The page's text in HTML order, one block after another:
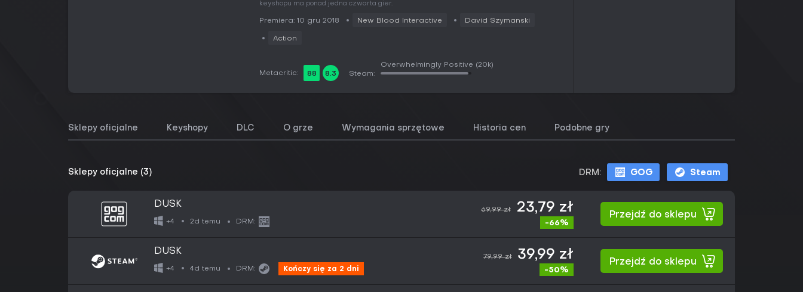
keyshopu ma ponad jedna czwarta gier.
Premiera: 10 gru 2018 New Blood Interactive David Szymanski
Action
Metacritic: 88 8.3 Steam:
Overwhelmingly Positive (20k)
Sklepy oficjalne Keyshopy DLC O grze Wymagania sprzętowe Historia cen Podobne gry
Sklepy oficjalne (3) DRM: GOG Steam
DUSK
+4 2d temu DRM:
69,99 zł 23,79 zł
-66%
Przejdź do sklepu
DUSK
+4 4d temu DRM: Kończy się za 2 dni
79,99 zł 39,99 zł
-50%
Przejdź do sklepu